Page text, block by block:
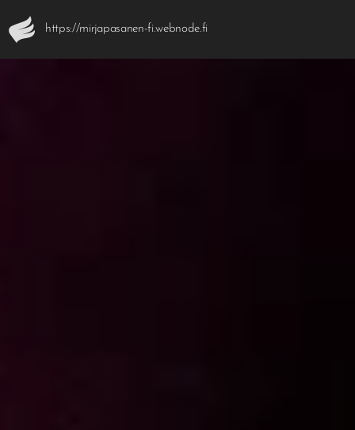
https://mirjapasanen-fi.webnode.fi